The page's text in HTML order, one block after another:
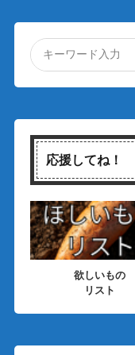
応援してね！
欲しいもの
リスト